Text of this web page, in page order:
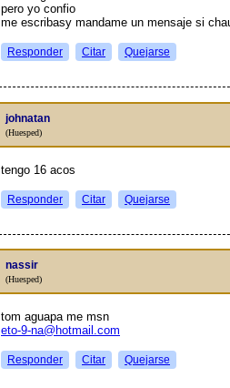
pero yo confio
me escribasy mandame un mensaje si
Responder Citar Quejarse
johnatan
(Huesped)
tengo 16 aсos
Responder Citar Quejarse
nassir
(Huesped)
tom aguapa me msn
eto-9-na@hotmail.com
Responder Citar Quejarse